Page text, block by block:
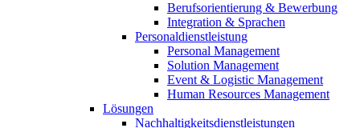
Berufsorientierung & Bewerbung
Integration & Sprachen
Personaldienstleistung
Personal Management
Solution Management
Event & Logistic Management
Human Resources Management
Lösungen
Nachhaltigkeitsdienstleistungen